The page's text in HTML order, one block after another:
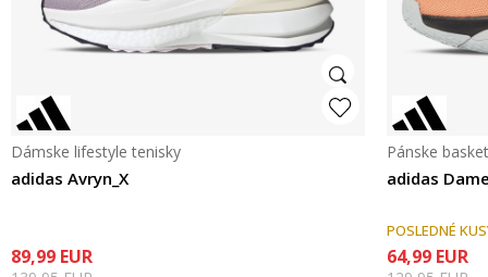
adidas Avryn_X
Dámske lifestyle tenisky
89,99 EUR
adidas
Pánske
POSLEDNÉ
64,99 EUR